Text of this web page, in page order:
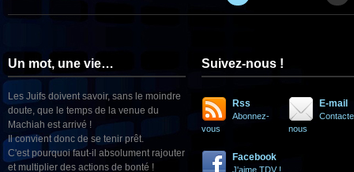
Un mot, une vie…
Les Juifs doivent savoir, sans le moindre
doute, que le temps de la venue du
Machiah est arrivé !
Il convient donc de se tenir prêt.
C'est pourquoi faut-il absolument rajouter
et multiplier des actions de bonté !
Suivez-nous !
Rss
Abonnez-
vous
E-mail
nous
Facebook
J'aime TDV !